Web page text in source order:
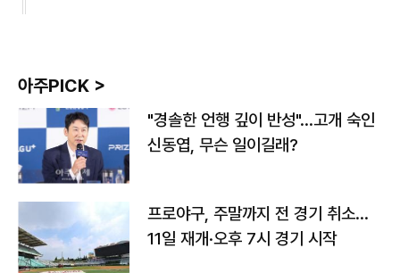
아주PICK >
"경솔한 언행 깊이 반성"…고개 숙인
신동엽, 무슨 일이길래?
프로야구, 주말까지 전 경기 취소…
11일 재개·오후 7시 경기 시작